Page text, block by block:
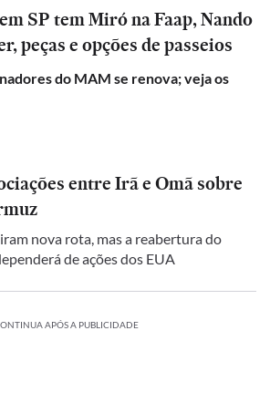
SP tem Miró na Faap, Nando
peças e opções de passeios
do MAM se renova; veja os
entre Irã e Omã sobre
nova rota, mas a reabertura do
de ações dos EUA
APÓS A PUBLICIDADE